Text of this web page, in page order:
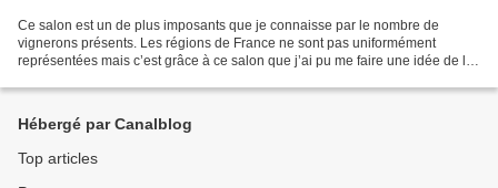
Ce salon est un de plus imposants que je connaisse par le nombre de
vignerons présents. Les régions de France ne sont pas uniformément
représentées mais c’est grâce à ce salon que j’ai pu me faire une idée de la
Hébergé par Canalblog
Top articles